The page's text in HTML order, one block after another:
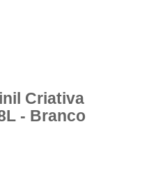
Criativa
- Branco